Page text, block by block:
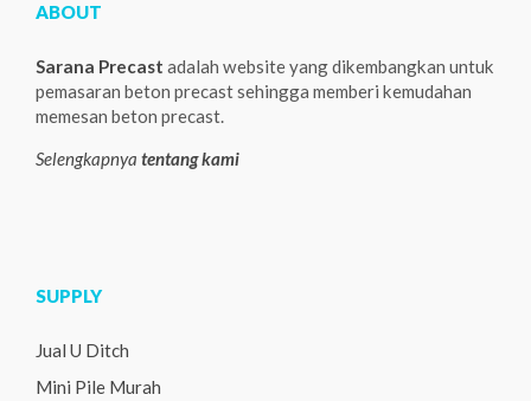
ABOUT
Sarana Precast adalah website yang dikembangkan untuk
pemasaran beton precast sehingga memberi kemudahan
memesan beton precast.
Selengkapnya tentang kami
SUPPLY
Jual U Ditch
Mini Pile Murah